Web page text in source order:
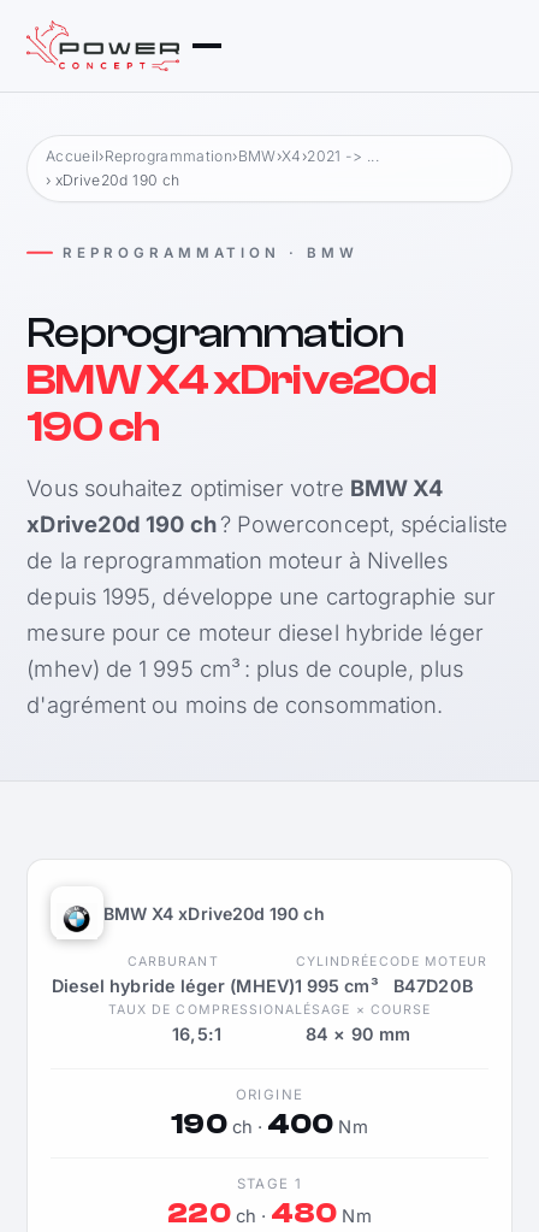
Accueil›Reprogrammation›BMW›X4 ›2021 -> ...
› xDrive20d 190 ch
REPROGRAMMATION · BMW
Reprogrammation
BMW X4 xDrive20d
190 ch
Vous souhaitez optimiser votre BMW X4
xDrive20d 190 ch? Powerconcept, spécialiste
de la reprogrammation moteur à Nivelles
depuis 1995, développe une cartographie sur
mesure pour ce moteur diesel hybride léger
(mhev) de 1 995 cm³ : plus de couple, plus
d'agrément ou moins de consommation.
BMW X4 xDrive20d 190 ch
CARBURANT
Diesel hybride léger (MHEV)
CYLINDRÉE
1 995 cm³
CODE MOTEUR
B47D20B
TAUX DE COMPRESSION
16,5:1
ALÉSAGE × COURSE
84 × 90 mm
ORIGINE
190ch · 400 Nm
STAGE 1
220ch · 480 Nm